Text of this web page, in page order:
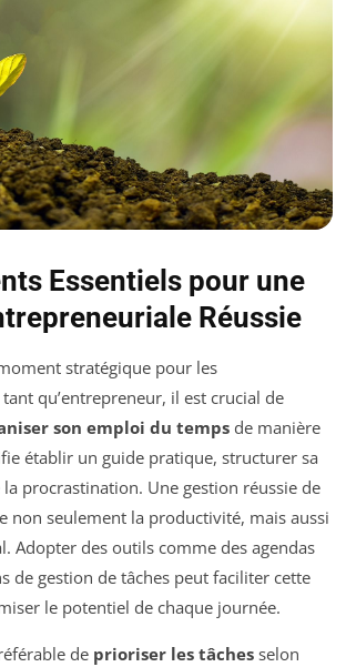
Essentiels pour une
Réussie
stratégique pour les
qu’entrepreneur, il est crucial de
son emploi du temps de manière
établir un guide pratique, structurer sa
procrastination. Une gestion réussie de
non seulement la productivité, mais aussi
Adopter des outils comme des agendas
de gestion de tâches peut faciliter cette
le potentiel de chaque journée.
de prioriser les tâches selon